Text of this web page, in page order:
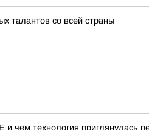
талантов со всей страны
и чем технология приглянулась